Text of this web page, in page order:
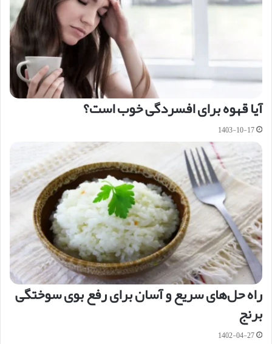
آیا قهوه برای افسردگی خوب است؟
1403-10-17
راه حل‌های سریع و آسان برای رفع بوی سوختگی
برنج
1402-04-27